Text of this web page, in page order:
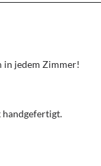
in jedem Zimmer!
handgefertigt.